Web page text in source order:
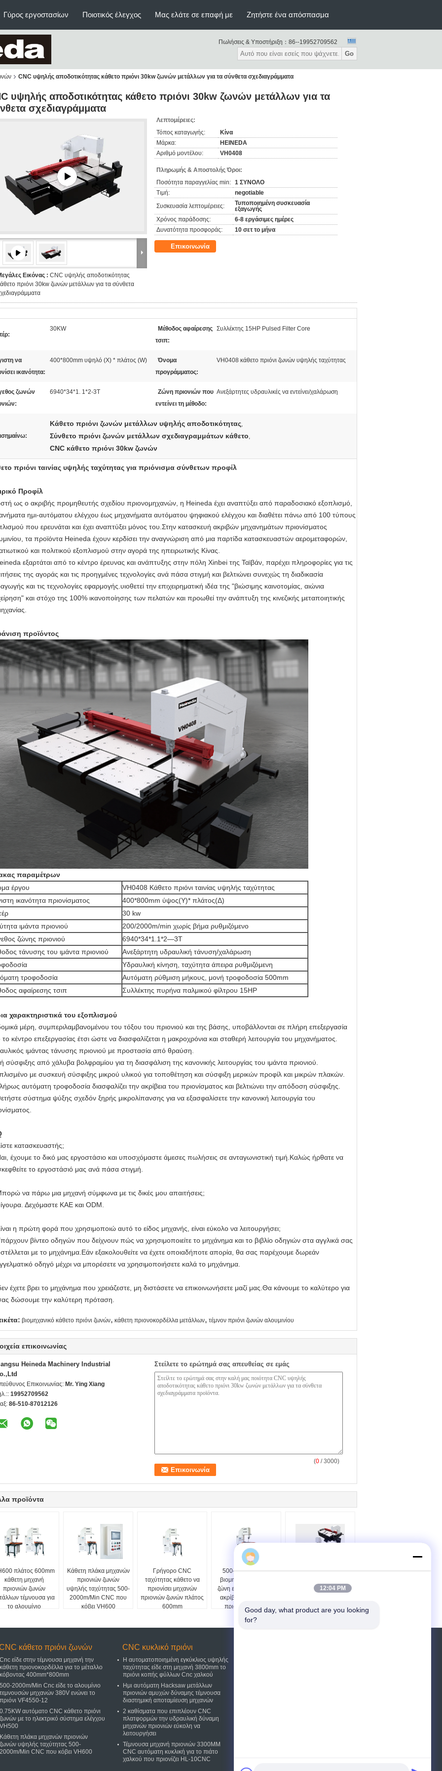
Γύρος εργοστασίων Ποιοτικός έλεγχος Μας ελάτε σε επαφή με Ζητήστε ένα απόσπασμα
Πωλήσεις & Υποστήριξη： 86--19952709562
Go
CNC υψηλής αποδοτικότητας κάθετο πριόνι 30kw ζωνών μετάλλων για τα σύνθετα σχεδιαγράμματα
υψηλής αποδοτικότητας κάθετο πριόνι 30kw ζωνών μετάλλων για τα
σχεδιαγράμματα
Εικόνας : CNC υψηλής αποδοτικότητας
πριόνι 30kw ζωνών μετάλλων για τα σύνθετα
Λεπτομέρειες:
Τόπος καταγωγής:
Κίνα
Μάρκα:
HEINEDA
Αριθμό μοντέλου:
VH0408
Πληρωμής & Αποστολής Όροι:
Ποσότητα παραγγελίας min: 1 ΣΥΝΟΛΟ
Τιμή:
negotiable
Συσκευασία λεπτομέρειες:
Τυποποιημένη συσκευασία
εξαγωγής
Χρόνος παράδοσης:
6-8 εργάσιμες ημέρες
Δυνατότητα προσφοράς:
10 σετ το μήνα
Επικοινωνία
30KW
Μέθοδος αφαίρεσης
τσιπ:
Συλλέκτης 15HP Pulsed Filter Core
να
ικανότητα:
400*800mm υψηλό (Χ) * πλάτος (W)
Όνομα
προγράμματος:
VH0408 κάθετο πριόνι ζωνών υψηλής ταχύτητας
ζωνών
6940*34*1. 1*2-3T
Ζώνη πριονιών που
εντείνει τη μέθοδο:
Ανεξάρτητες υδραυλικές να εντείνει/χαλάρωση
Κάθετο πριόνι ζωνών μετάλλων υψηλής αποδοτικότητας,
Σύνθετο πριόνι ζωνών μετάλλων σχεδιαγραμμάτων κάθετο,
CNC κάθετο πριόνι 30kw ζωνών
πριόνι ταινίας υψηλής ταχύτητας για πριόνισμα σύνθετων προφίλ
Προφίλ
ως ο ακριβής προμηθευτής σχεδίου πριονομηχανών, η Heineda έχει αναπτύξει από παραδοσιακό εξοπλισμό,
ημι-αυτόματου ελέγχου έως μηχανήματα αυτόματου ψηφιακού ελέγχου και διαθέτει πάνω από 100 τύπους
που ερευνάται και έχει αναπτύξει μόνος του.Στην κατασκευή ακριβών μηχανημάτων πριονίσματος
τα προϊόντα Heineda έχουν κερδίσει την αναγνώριση από μια παρτίδα κατασκευαστών αερομεταφορών,
και πολιτικού εξοπλισμού στην αγορά της ηπειρωτικής Κίνας.
εξαρτάται από το κέντρο έρευνας και ανάπτυξης στην πόλη Xinbei της Ταϊβάν, παρέχει πληροφορίες για τις
της αγοράς και τις προηγμένες τεχνολογίες ανά πάσα στιγμή και βελτιώνει συνεχώς τη διαδικασία
και τις τεχνολογίες εφαρμογής.υιοθετεί την επιχειρηματική ιδέα της "βιώσιμης καινοτομίας, αιώνια
και στόχο της 100% ικανοποίησης των πελατών και προωθεί την ανάπτυξη της κινεζικής μεταποιητικής
προϊόντος
παραμέτρων
έργου
VH0408 Κάθετο πριόνι ταινίας υψηλής ταχύτητας
ικανότητα πριονίσματος
400*800mm ύψος(Υ)* πλάτος(Δ)
30 kw
ιμάντα πριονιού
200/2000m/min χωρίς βήμα ρυθμιζόμενο
ζώνης πριονιού
6940*34*1.1*2—3Τ
τάνυσης του ιμάντα πριονιού
Ανεξάρτητη υδραυλική τάνυση/χαλάρωση
Υδραυλική κίνηση, ταχύτητα άπειρα ρυθμιζόμενη
τροφοδοσία
Αυτόματη ρύθμιση μήκους, μονή τροφοδοσία 500mm
αφαίρεσης τσιπ
Συλλέκτης πυρήνα παλμικού φίλτρου 15HP
χαρακτηριστικά του εξοπλισμού
μέρη, συμπεριλαμβανομένου του τόξου του πριονιού και της βάσης, υποβάλλονται σε πλήρη επεξεργασία
κέντρο επεξεργασίας έτσι ώστε να διασφαλίζεται η μακροχρόνια και σταθερή λειτουργία του μηχανήματος.
ιμάντας τάνυσης πριονιού με προστασία από θραύση.
σύσφιξης από χάλυβα βολφραμίου για τη διασφάλιση της κανονικής λειτουργίας του ιμάντα πριονιού.
με συσκευή σύσφιξης μικρού υλικού για τοποθέτηση και σύσφιξη μερικών προφίλ και μικρών πλακών.
αυτόματη τροφοδοσία διασφαλίζει την ακρίβεια του πριονίσματος και βελτιώνει την απόδοση σύσφιξης.
σύστημα ψύξης σχεδόν ξηρής μικρολίπανσης για να εξασφαλίσετε την κανονική λειτουργία του
κατασκευαστής;
έχουμε το δικό μας εργοστάσιο και υποσχόμαστε άμεσες πωλήσεις σε ανταγωνιστική τιμή.Καλώς ήρθατε να
το εργοστάσιό μας ανά πάσα στιγμή.
να πάρω μια μηχανή σύμφωνα με τις δικές μου απαιτήσεις;
Δεχόμαστε ΚΑΕ και ODM.
η πρώτη φορά που χρησιμοποιώ αυτό το είδος μηχανής, είναι εύκολο να λειτουργήσει;
βίντεο οδηγών που δείχνουν πώς να χρησιμοποιείτε το μηχάνημα και το βιβλίο οδηγιών στα αγγλικά σας
με το μηχάνημα.Εάν εξακολουθείτε να έχετε οποιαδήποτε απορία, θα σας παρέχουμε δωρεάν
οδηγό μέχρι να μπορέσετε να χρησιμοποιήσετε καλά το μηχάνημα.
έχετε βρει το μηχάνημα που χρειάζεστε, μη διστάσετε να επικοινωνήσετε μαζί μας.Θα κάνουμε το καλύτερο για
δώσουμε την καλύτερη πρόταση.
βιομηχανικό κάθετο πριόνι ζωνών, κάθετη πριονοκορδέλλα μετάλλων, τέμνον πριόνι ζωνών αλουμινίου
επικοινωνίας
Heineda Machinery Industrial
Επικοινωνίας: Mr. Ying Xiang
19952709562
86-510-87012126
Στείλετε το ερώτημά σας απευθείας σε εμάς
(0 / 3000)
προϊόντα
πλάτος 600mm
κάθετη μηχανή
πριονιών ζωνών
τέμνουσα για
το αλουμίνιο
Κάθετη πλάκα μηχανών
πριονιών ζωνών
υψηλής ταχύτητας 500-
2000m/Min CNC που
κόβει VH600
Γρήγορο CNC
ταχύτητας κάθετο να
πριονίσει μηχανών
πριονιών ζωνών πλάτος
600mm
500-2000m/min η
βιομηχανική κάθετη
ζώνη είδε στην υψηλή
ακρίβεια την κάθετη
πριονοκορδέλλα
37kw τέμνουσα μηχανή
μετάλλων με την
ταχύτητα VH0615
κάθετο πριόνι ζωνών
Cnc είδε στην τέμνουσα μηχανή την
κάθετη πριονοκορδέλλα για το μέταλλο
κόβοντας 400mm*800mm
500-2000m/Min Cnc είδε το αλουμίνιο
τεμνουσών μηχανών 380V ενώνει το
πριόνι VF4550-12
0.75KW αυτόματο CNC κάθετο πριόνι
ζωνών με το ηλεκτρικό σύστημα ελέγχου
VH500
Κάθετη πλάκα μηχανών πριονιών
ζωνών υψηλής ταχύτητας 500-
2000m/Min CNC που κόβει VH600
CNC κυκλικό πριόνι
Η αυτοματοποιημένη εγκύκλιος υψηλής
ταχύτητας είδε στη μηχανή 3800mm το
πριόνι κοπής φύλλων Cnc χαλκού
Ημι αυτόματη Hacksaw μετάλλων
πριονιών αμυχών δύναμης τέμνουσα
διαστημική αποταμίευση μηχανών
2 καθίσματα που επιπλέουν CNC
πλατφορμών την υδραυλική δύναμη
μηχανών πριονιών εύκολη να
λειτουργήσει
Τέμνουσα μηχανή πριονιών 3300MM
CNC αυτόματη κυκλική για το πιάτο
χαλκού που πριονίζει HL-10CNC
12:04 PM
Good day, what product are you looking
for?